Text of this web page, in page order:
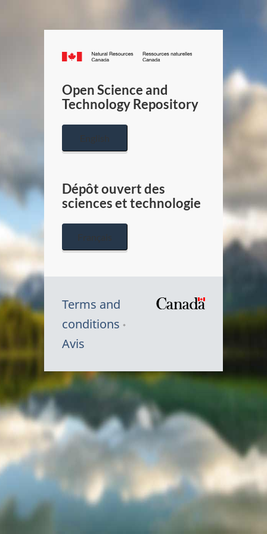
Canada.ca
/
Canada
Open Science and
Technology Repository
English
Dépôt ouvert des
sciences et technologie
Terms and
conditions
Avis
Symbole
du